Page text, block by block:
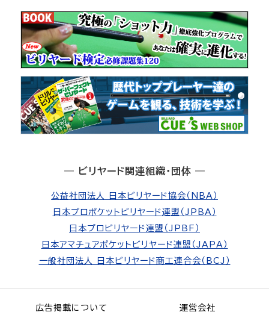
― ビリヤード関連組織・団体 ―
公益社団法人 日本ビリヤード協会（NBA）
日本プロポケットビリヤード連盟（JPBA）
日本プロビリヤード連盟（JPBF）
日本アマチュアポケットビリヤード連盟（JAPA）
一般社団法人 日本ビリヤード商工連合会（BCJ）
広告掲載について 運営会社